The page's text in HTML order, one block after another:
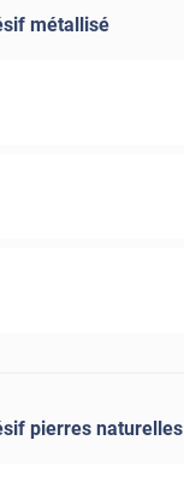
métallisé
pierres naturelles